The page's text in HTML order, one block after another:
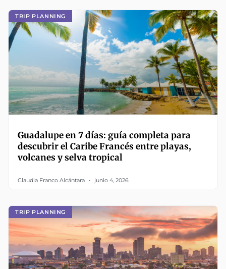
TRIP PLANNING
Guadalupe en 7 días: guía completa para
descubrir el Caribe Francés entre playas,
volcanes y selva tropical
Claudia Franco Alcántara junio 4, 2026
TRIP PLANNING